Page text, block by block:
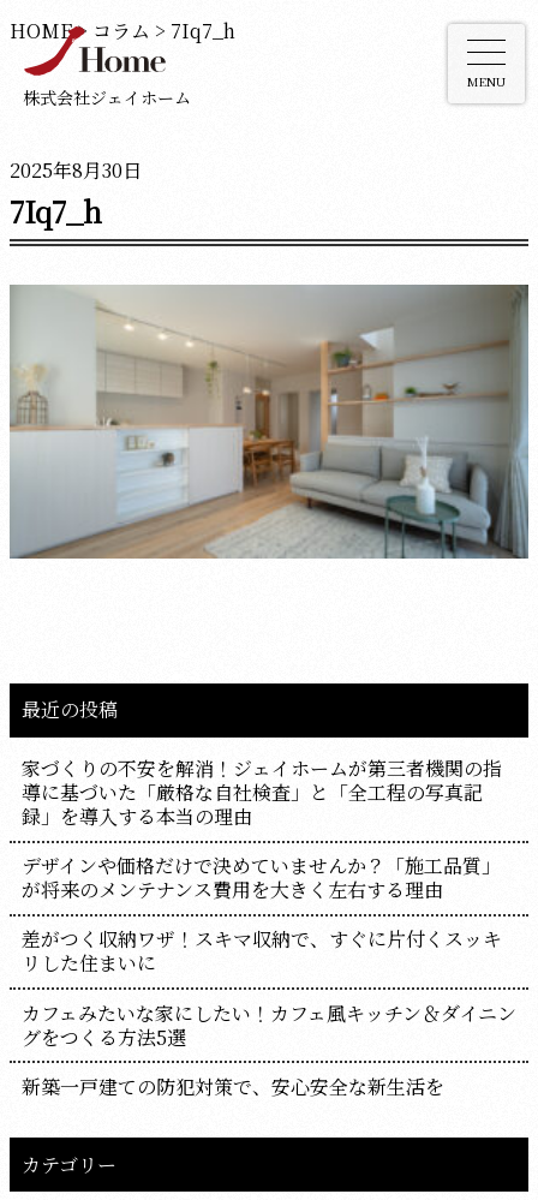
株式会社ジェイホーム
MENU
HOME> コラム > 7Iq7_h
2025年8月30日
7Iq7_h
最近の投稿
家づくりの不安を解消！ジェイホームが第三者機関の指
導に基づいた「厳格な自社検査」と「全工程の写真記
録」を導入する本当の理由
デザインや価格だけで決めていませんか？「施工品質」
が将来のメンテナンス費用を大きく左右する理由
差がつく収納ワザ！スキマ収納で、すぐに片付くスッキ
リした住まいに
カフェみたいな家にしたい！カフェ風キッチン＆ダイニン
グをつくる方法5選
新築一戸建ての防犯対策で、安心安全な新生活を
カテゴリー